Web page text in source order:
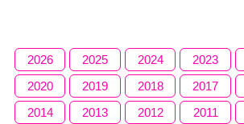
2026 2025 2024 2023
2020
2019 2018 2017
2014
2013 2012 2011